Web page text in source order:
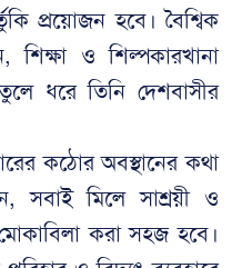
প্রয়োজন হবে। বৈশ্বিক
ও শিল্পকারখানা
ধরে তিনি দেশবাসীর
কঠোর অবস্থানের কথা
সবাই মিলে সাশ্রয়ী ও
করা সহজ হবে।